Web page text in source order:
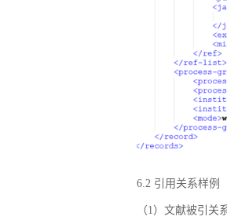
6.2 引用关系样例
（1）文献被引关